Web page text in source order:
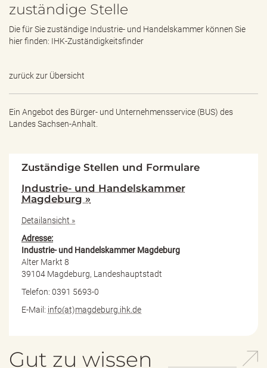
zuständige Stelle
Die für Sie zuständige Industrie- und Handelskammer können Sie
hier finden: IHK-Zuständigkeitsfinder
zurück zur Übersicht
Ein Angebot des Bürger- und Unternehmensservice (BUS) des
Landes Sachsen-Anhalt.
Zuständige Stellen und Formulare
Industrie- und Handelskammer
Magdeburg »
Detailansicht »
Adresse:
Industrie- und Handelskammer Magdeburg
Alter Markt 8
39104 Magdeburg, Landeshauptstadt
Telefon: 0391 5693-0
E-Mail: info(at)magdeburg.ihk.de
Gut zu wissen